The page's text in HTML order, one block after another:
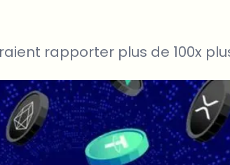
rapporter plus de 100x